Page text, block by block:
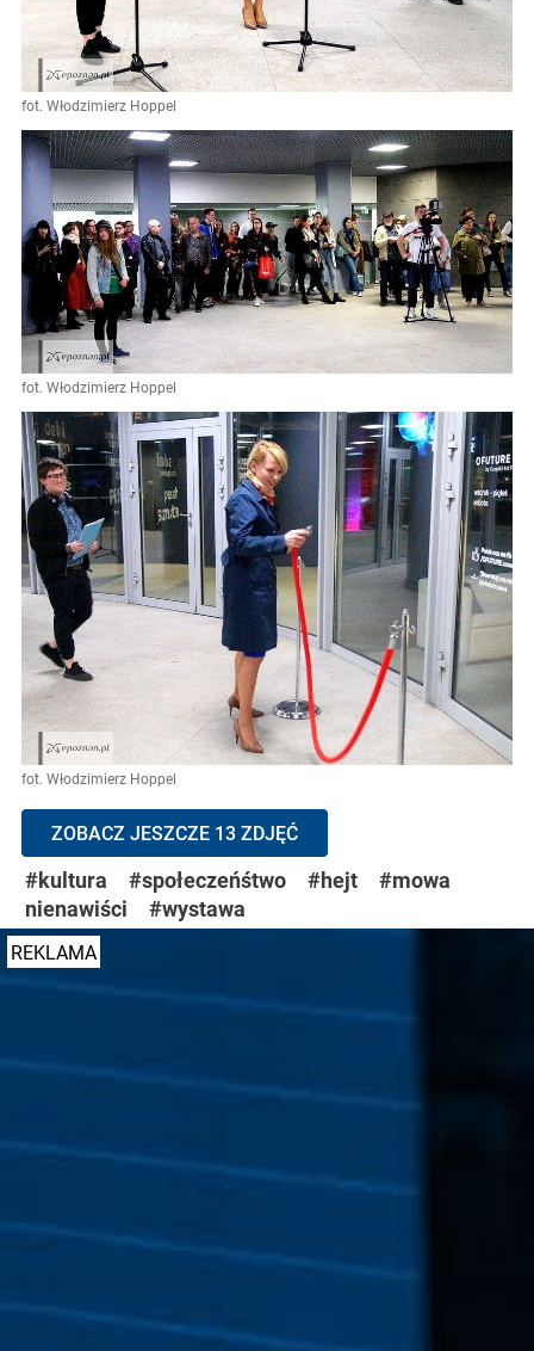
fot. Włodzimierz Hoppel
fot. Włodzimierz Hoppel
fot. Włodzimierz Hoppel
ZOBACZ JESZCZE 13 ZDJĘĆ
#kultura #społeczeńśtwo #hejt
#mowa
nienawiści
#wystawa
REKLAMA